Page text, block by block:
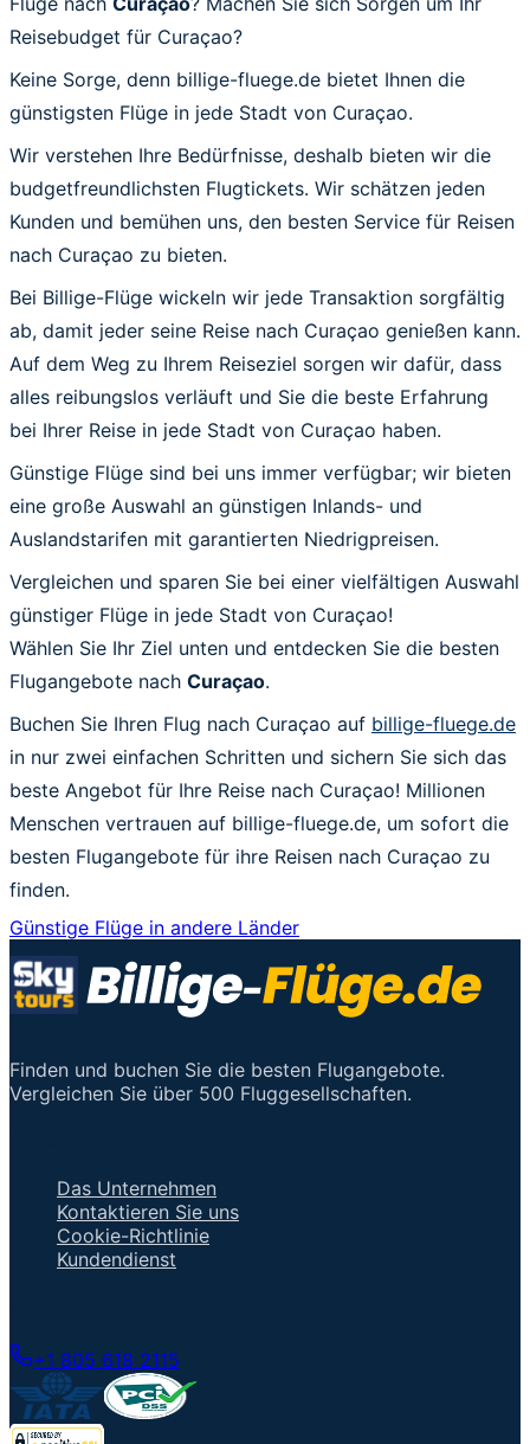
Reisebudget für Curaçao?
Keine Sorge, denn billige-fluege.de bietet Ihnen die
günstigsten Flüge in jede Stadt von Curaçao.
Wir verstehen Ihre Bedürfnisse, deshalb bieten wir die
budgetfreundlichsten Flugtickets. Wir schätzen jeden
Kunden und bemühen uns, den besten Service für Reisen
nach Curaçao zu bieten.
Bei Billige-Flüge wickeln wir jede Transaktion sorgfältig
ab, damit jeder seine Reise nach Curaçao genießen kann.
Auf dem Weg zu Ihrem Reiseziel sorgen wir dafür, dass
alles reibungslos verläuft und Sie die beste Erfahrung
bei Ihrer Reise in jede Stadt von Curaçao haben.
Günstige Flüge sind bei uns immer verfügbar; wir bieten
eine große Auswahl an günstigen Inlands- und
Auslandstarifen mit garantierten Niedrigpreisen.
Vergleichen und sparen Sie bei einer vielfältigen Auswahl
günstiger Flüge in jede Stadt von Curaçao!
Wählen Sie Ihr Ziel unten und entdecken Sie die besten
Flugangebote nach Curaçao.
Buchen Sie Ihren Flug nach Curaçao auf billige-fluege.de
in nur zwei einfachen Schritten und sichern Sie sich das
beste Angebot für Ihre Reise nach Curaçao! Millionen
Menschen vertrauen auf billige-fluege.de, um sofort die
besten Flugangebote für ihre Reisen nach Curaçao zu
finden.
Günstige Flüge in andere Länder
Finden und buchen Sie die besten Flugangebote.
Vergleichen Sie über 500 Fluggesellschaften.
Das Unternehmen
Kontaktieren Sie uns
Cookie-Richtlinie
Kundendienst
+1 805 618 2115